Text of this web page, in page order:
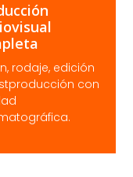
rodaje, edición
con